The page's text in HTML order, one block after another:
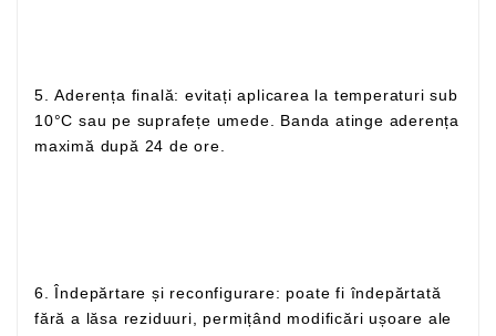
5. Aderența finală: evitați aplicarea la temperaturi sub
10°C sau pe suprafețe umede. Banda atinge aderența
maximă după 24 de ore.
6. Îndepărtare și reconfigurare: poate fi îndepărtată
fără a lăsa reziduuri, permițând modificări ușoare ale